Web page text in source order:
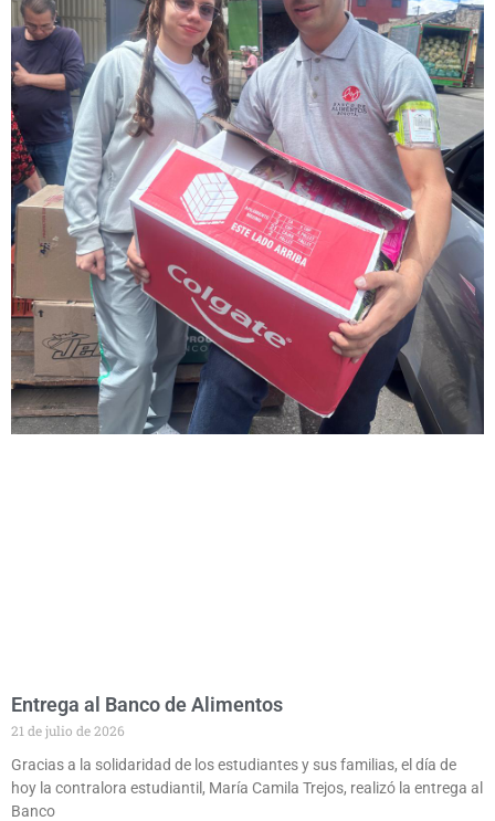
Entrega al Banco de Alimentos
21 de julio de 2026
Gracias a la solidaridad de los estudiantes y sus familias, el día de
hoy la contralora estudiantil, María Camila Trejos, realizó la entrega al
Banco